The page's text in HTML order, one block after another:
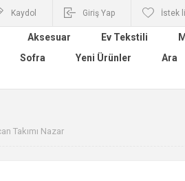
Kaydol Giriş Yap İstek
Aksesuar Ev Tekstili
Sofra Yeni Ürünler Ara
Takımı Nazar